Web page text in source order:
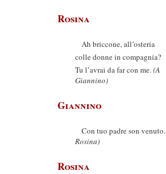
Rosina
Ah briccone, all’osteria
colle donne in compagnia?
Tu l’avrai da far con me.(A
Giannino)
Giannino
Con tuo padre son venuto.
Rosina)
Rosina